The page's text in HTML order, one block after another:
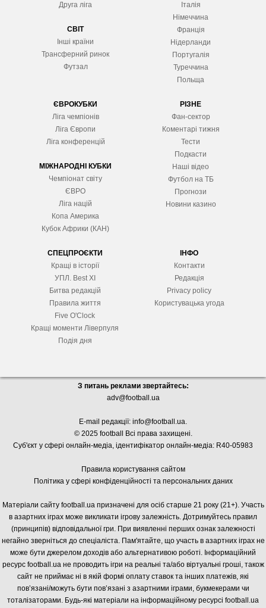
Друга ліга
СВІТ
Інші країни
Трансферний ринок
Футзал
Італія
Німеччина
Франція
Нідерланди
Португалія
Туреччина
Польща
ЄВРОКУБКИ
Ліга чемпіонів
Ліга Європи
Ліга конференцій
МІЖНАРОДНІ КУБКИ
Чемпіонат світу
ЄВРО
Ліга націй
Копа Америка
Кубок Африки (КАН)
РІЗНЕ
Фан-сектор
Коментарі тижня
Тести
Подкасти
Наші відео
Футбол на ТБ
Прогнози
Новини казино
СПЕЦПРОЄКТИ
Кращі в історії
УПЛ. Best XІ
Битва редакцій
Правила життя
Five O'Clock
Кращі моменти Ліверпуля
Подія дня
ІНФО
Контакти
Редакція
Privacy policy
Користувацька угода
З питань реклами звертайтесь:
adv@football.ua
E-mail редакції: info@football.ua.
© 2025 football Всі права захищені.
Суб'єкт у сфері онлайн-медіа, ідентифікатор онлайн-медіа: R40-05983
Правила користування сайтом
Політика у сфері конфіденційності та персональних даних
Матеріали сайту football.ua призначені для осіб старше 21 року (21+). Участь
в азартних іграх може викликати ігрову залежність. Дотримуйтесь правил
(принципів) відповідальної гри. При виявленні перших ознак залежності
негайно зверніться до спеціаліста. Пам'ятайте, що участь в азартних іграх не
може бути джерелом доходів або альтернативою роботі. Інформаційний
ресурс football.ua не проводить ігри на реальні та/або віртуальні гроші, також
сайт не приймає ні в якій формі оплату ставок та інших платежів, які
пов’язані/можуть бути пов’язані з азартними іграми, букмекерами чи
тоталізаторами. Будь-які матеріали на інформаційному ресурсі football.ua